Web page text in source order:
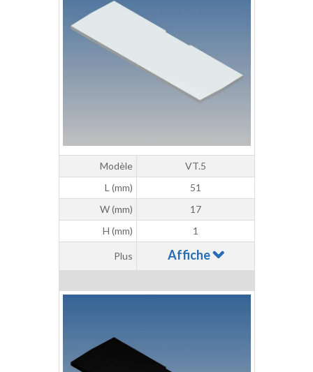
Modèle
VT.5
L (mm)
51
W (mm)
17
H (mm)
1
Plus Affiche